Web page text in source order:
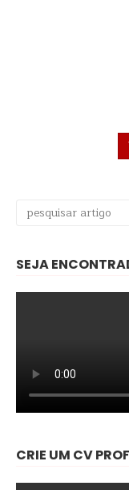
Pesquisar
SEJA
CRIE UM CV